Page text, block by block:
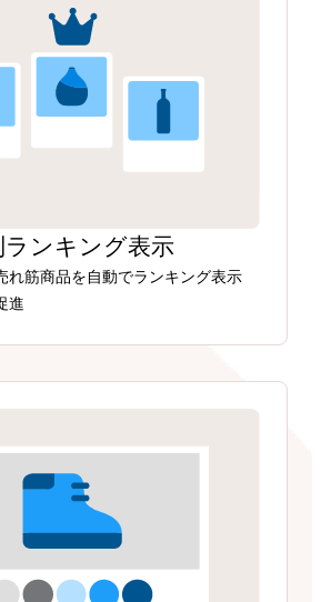
ンキング表示
れ筋商品を自動でランキング表示
進